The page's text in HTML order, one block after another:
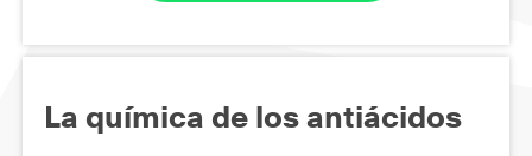
La química de los antiácidos